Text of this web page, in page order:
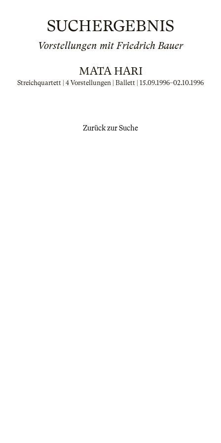
SUCHERGEBNIS
Vorstellungen mit Friedrich Bauer
MATA HARI
Streichquartett | 4 Vorstellungen | Ballett | 15.09.1996–02.10.1996
Zurück zur Suche